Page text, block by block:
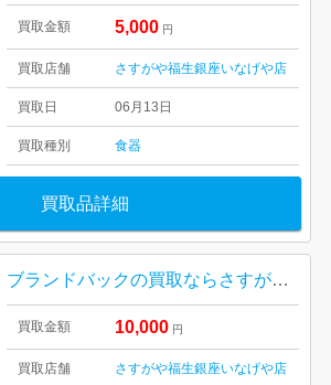
買取金額 5,000 円
買取店舗 さすがや福生銀座いなげや店
買取日 06月13日
買取種別 食器
買取品詳細
ブランドバックの買取ならさすがや！| 羽村市神明台| FENDI ショルダーバッグ ズッカ柄
買取金額 10,000 円
買取店舗 さすがや福生銀座いなげや店